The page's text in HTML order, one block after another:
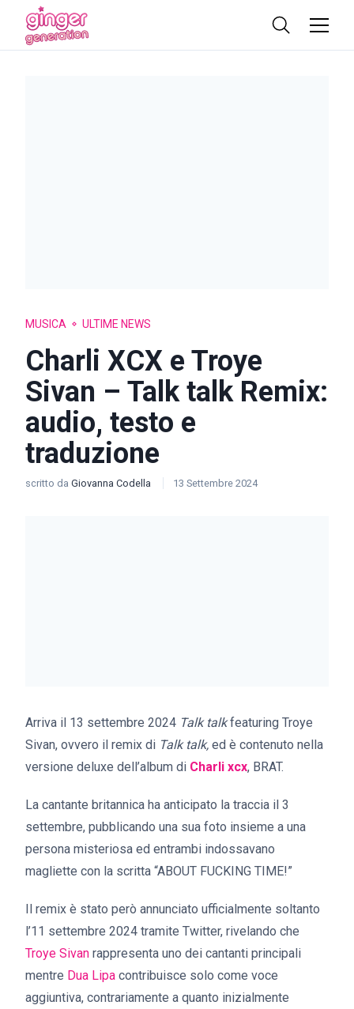
MUSICA ULTIME NEWS
Charli XCX e Troye
Sivan – Talk talk Remix:
audio, testo e
traduzione
scritto da Giovanna Codella 13 Settembre 2024
Arriva il 13 settembre 2024 Talk talkfeaturing Troye
Sivan, ovvero il remix di Talk talk, ed è contenuto nella
versione deluxe dell’album di Charli xcx, BRAT.
La cantante britannica ha anticipato la traccia il 3
settembre, pubblicando una sua foto insieme a una
persona misteriosa ed entrambi indossavano
magliette con la scritta “ABOUT FUCKING TIME!”
Il remix è stato però annunciato ufficialmente soltanto
l’11 settembre 2024 tramite Twitter, rivelando che
Troye Sivan rappresenta uno dei cantanti principali
mentre Dua Lipa contribuisce solo come voce
aggiuntiva, contrariamente a quanto inizialmente